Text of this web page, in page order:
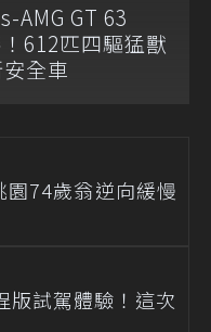
AMG GT 63
612匹四驅猛獸
全車
74歲翁逆向緩慢
版試駕體驗！這次